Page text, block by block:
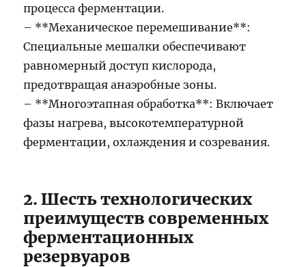
процесса ферментации.
– **Механическое перемешивание**:
Специальные мешалки обеспечивают
равномерный доступ кислорода,
предотвращая анаэробные зоны.
– **Многоэтапная обработка**: Включает
фазы нагрева, высокотемпературной
ферментации, охлаждения и созревания.
2. Шесть технологических
преимуществ современных
ферментационных
резервуаров